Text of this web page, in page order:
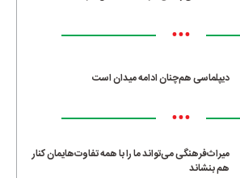
•••
دیپلماسی هم‌چنان ادامه میدان است
•••
میراث‌فرهنگی می‌تواند ما را با همه تفاوت‌هایمان کنار
هم بنشاند